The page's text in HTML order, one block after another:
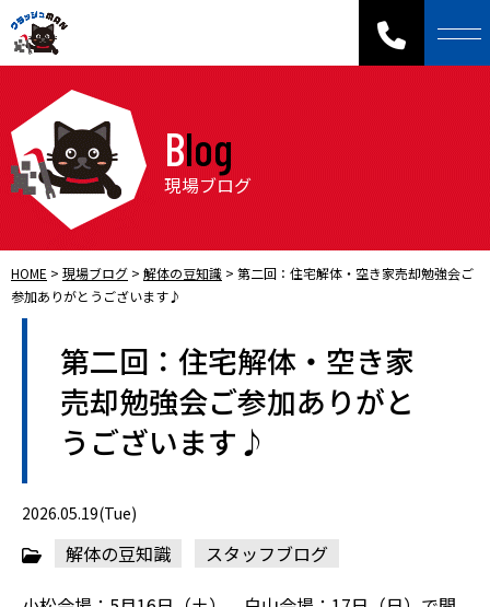
Blog
現場ブログ
HOME > 現場ブログ > 解体の豆知識 > 第二回：住宅解体・空き家売却勉強会ご
参加ありがとうございます♪
第二回：住宅解体・空き家
売却勉強会ご参加ありがと
うございます♪
2026.05.19(Tue)
解体の豆知識
スタッフブログ